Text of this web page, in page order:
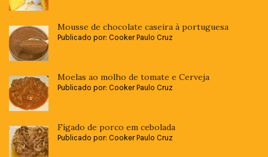
Mousse de chocolate caseira à portuguesa
Publicado por: Cooker Paulo Cruz
Moelas ao molho de tomate e Cerveja
Publicado por: Cooker Paulo Cruz
Fígado de porco em cebolada
Publicado por: Cooker Paulo Cruz